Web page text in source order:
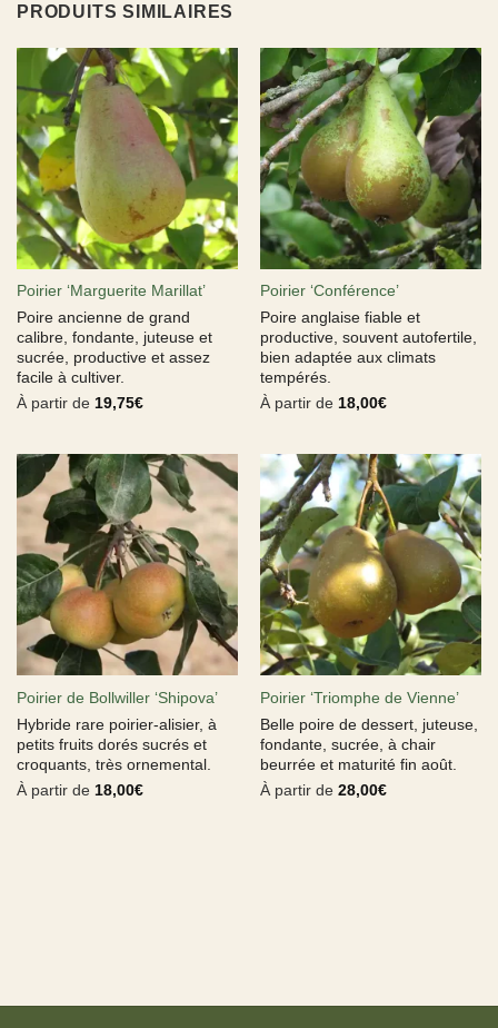
PRODUITS SIMILAIRES
Poirier ‘Marguerite Marillat’
Poire ancienne de grand
calibre, fondante, juteuse et
sucrée, productive et assez
facile à cultiver.
À partir de 19,75€
Poirier ‘Conférence’
Poire anglaise fiable et
productive, souvent autofertile,
bien adaptée aux climats
tempérés.
À partir de 18,00€
Poirier de Bollwiller ‘Shipova’
Hybride rare poirier-alisier, à
petits fruits dorés sucrés et
croquants, très ornemental.
À partir de 18,00€
Poirier ‘Triomphe de Vienne’
Belle poire de dessert, juteuse,
fondante, sucrée, à chair
beurrée et maturité fin août.
À partir de 28,00€